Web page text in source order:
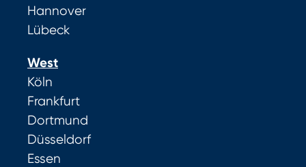
Hannover
Lübeck
West
Köln
Frankfurt
Dortmund
Düsseldorf
Essen